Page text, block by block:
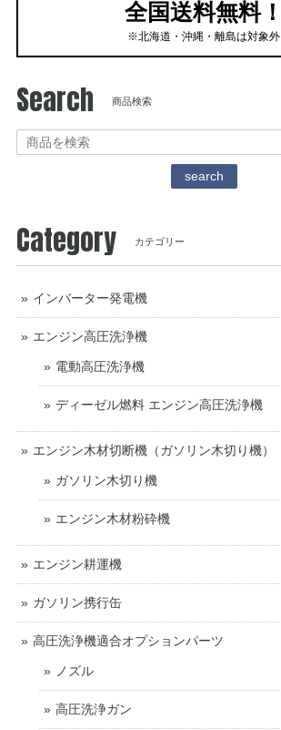
全国送料無料！
※北海道・沖縄・離島は対象外
Search 商品検索
search
Category カテゴリー
インバーター発電機
エンジン高圧洗浄機
電動高圧洗浄機
ディーゼル燃料 エンジン高圧洗浄機
エンジン木材切断機（ガソリン木切り機）
ガソリン木切り機
エンジン木材粉砕機
エンジン耕運機
ガソリン携行缶
高圧洗浄機適合オプションパーツ
ノズル
高圧洗浄ガン